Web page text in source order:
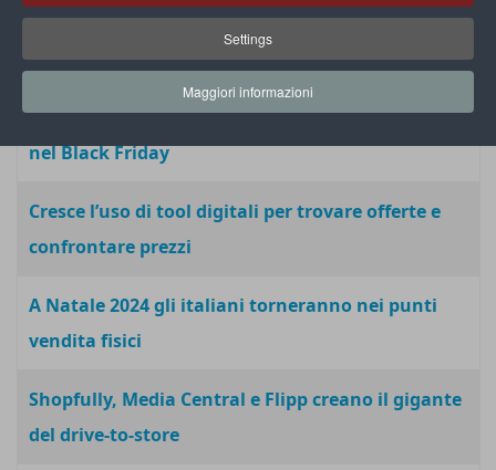
Settings
Maggiori informazioni
DoveConviene: gli italiani sono sempre più
infedeli alle insegne
I consigli del portale BravoSconto per lo shopping
nel Black Friday
Cresce l’uso di tool digitali per trovare offerte e
confrontare prezzi
A Natale 2024 gli italiani torneranno nei punti
vendita fisici
Shopfully, Media Central e Flipp creano il gigante
del drive-to-store